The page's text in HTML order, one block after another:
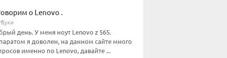
о Lenovo .
день. У меня ноут Lenovo z 565.
я доволен, на данном сайте много
именно по Lenovo, давайте ...